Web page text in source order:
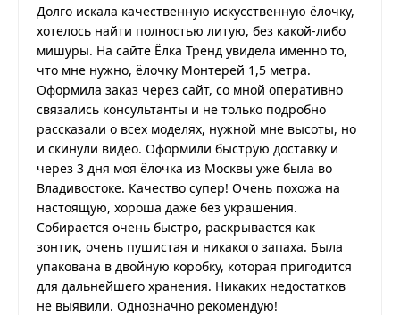
Долго искала качественную искусственную ёлочку,
хотелось найти полностью литую, без какой-либо
мишуры. На сайте Ёлка Тренд увидела именно то,
что мне нужно, ёлочку Монтерей 1,5 метра.
Оформила заказ через сайт, со мной оперативно
связались консультанты и не только подробно
рассказали о всех моделях, нужной мне высоты, но
и скинули видео. Оформили быструю доставку и
через 3 дня моя ёлочка из Москвы уже была во
Владивостоке. Качество супер! Очень похожа на
настоящую, хороша даже без украшения.
Собирается очень быстро, раскрывается как
зонтик, очень пушистая и никакого запаха. Была
упакована в двойную коробку, которая пригодится
для дальнейшего хранения. Никаких недостатков
не выявили. Однозначно рекомендую!